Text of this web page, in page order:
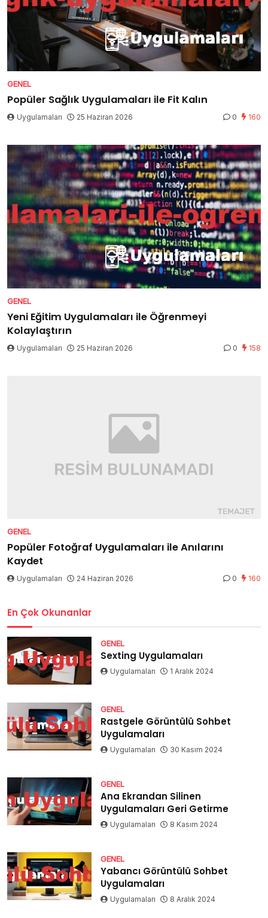
GENEL
Popüler Sağlık Uygulamaları ile Fit Kalın
Uygulamaları 25 Haziran 2026 0 160
GENEL
Yeni Eğitim Uygulamaları ile Öğrenmeyi
Kolaylaştırın
Uygulamaları 25 Haziran 2026 0 158
GENEL
Popüler Fotoğraf Uygulamaları ile Anılarını
Kaydet
Uygulamaları 24 Haziran 2026 0 160
En Çok Okunanlar
GENEL
Sexting Uygulamaları
Uygulamaları 1 Aralık 2024
GENEL
Rastgele Görüntülü Sohbet
Uygulamaları
Uygulamaları 30 Kasım 2024
GENEL
Ana Ekrandan Silinen
Uygulamaları Geri Getirme
Uygulamaları 8 Kasım 2024
GENEL
Yabancı Görüntülü Sohbet
Uygulamaları
Uygulamaları 8 Aralık 2024